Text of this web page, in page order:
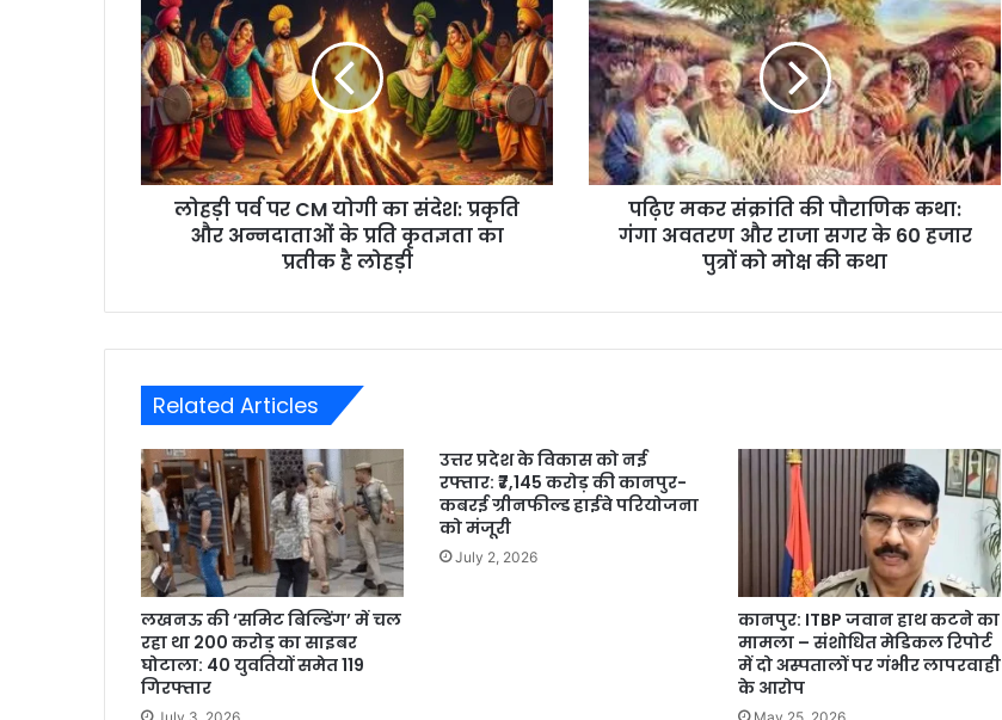
लोहड़ी पर्व पर CM योगी का संदेश: प्रकृति
और अन्नदाताओं के प्रति कृतज्ञता का
प्रतीक है लोहड़ी
पढ़िए मकर संक्रांति की पौराणिक कथा:
गंगा अवतरण और राजा सगर के 60 हजार
पुत्रों को मोक्ष की कथा
Related Articles
लखनऊ की ‘समिट बिल्डिंग’ में चल
रहा था 200 करोड़ का साइबर
घोटाला: 40 युवतियों समेत 119
गिरफ्तार
उत्तर प्रदेश के विकास को नई
रफ्तार: ₹7,145 करोड़ की कानपुर-
कबरई ग्रीनफील्ड हाईवे परियोजना
को मंजूरी
July 2, 2026
कानपुर: ITBP जवान हाथ कटने का
मामला – संशोधित मेडिकल रिपोर्ट
में दो अस्पतालों पर गंभीर लापरवाही
के आरोप